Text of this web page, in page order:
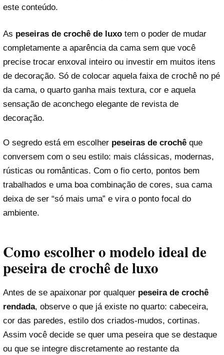
este conteúdo.
As peseiras de crochê de luxo tem o poder de mudar
completamente a aparência da cama sem que você
precise trocar enxoval inteiro ou investir em muitos itens
de decoração. Só de colocar aquela faixa de crochê no pé
da cama, o quarto ganha mais textura, cor e aquela
sensação de aconchego elegante de revista de
decoração.
O segredo está em escolher peseiras de crochê que
conversem com o seu estilo: mais clássicas, modernas,
rústicas ou românticas. Com o fio certo, pontos bem
trabalhados e uma boa combinação de cores, sua cama
deixa de ser “só mais uma” e vira o ponto focal do
ambiente.
Como escolher o modelo ideal de
peseira de crochê de luxo
Antes de se apaixonar por qualquer peseira de crochê
rendada, observe o que já existe no quarto: cabeceira,
cor das paredes, estilo dos criados-mudos, cortinas.
Assim você decide se quer uma peseira que se destaque
ou que se integre discretamente ao restante da